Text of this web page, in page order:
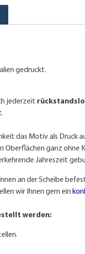
gedruckt.
jederzeit
das Motiv als Druck
Oberflächen ganz ohne
Jahreszeit
an der Scheibe
wir Ihnen gern ein
werden: